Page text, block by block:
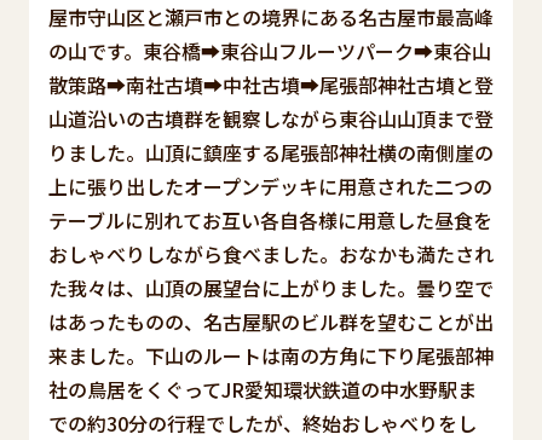
屋市守山区と瀬戸市との境界にある名古屋市最高峰
の山です。東谷橋➡東谷山フルーツパーク➡東谷山
散策路➡南社古墳➡中社古墳➡尾張部神社古墳と登
山道沿いの古墳群を観察しながら東谷山山頂まで登
りました。山頂に鎮座する尾張部神社横の南側崖の
上に張り出したオープンデッキに用意された二つの
テーブルに別れてお互い各自各様に用意した昼食を
おしゃべりしながら食べました。おなかも満たされ
た我々は、山頂の展望台に上がりました。曇り空で
はあったものの、名古屋駅のビル群を望むことが出
来ました。下山のルートは南の方角に下り尾張部神
社の鳥居をくぐってJR愛知環状鉄道の中水野駅ま
での約30分の行程でしたが、終始おしゃべりをし